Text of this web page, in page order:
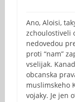
Ano, Aloisi,
zchoulostiveli
nedovedou
proti “nam”
vselijak.
obcanska
muslimskeho
vojaky. Je jen